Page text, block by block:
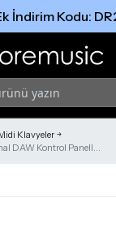
İndirim Kodu:
Klavyeler
DAW Kontrol Panell...